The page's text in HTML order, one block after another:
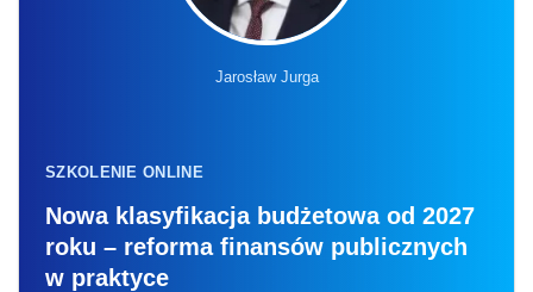
Jarosław Jurga
SZKOLENIE ONLINE
Nowa klasyfikacja budżetowa od 2027
roku – reforma finansów publicznych
w praktyce